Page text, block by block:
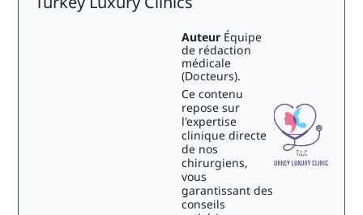
Auteur Équipe
de rédaction
médicale
(Docteurs).
Ce contenu
repose sur
l'expertise
clinique directe
de nos
chirurgiens,
vous
garantissant des
conseils